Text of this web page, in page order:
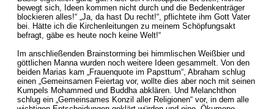
bewegt sich, Ideen kommen nicht durch und die Bedenkenträger
blockieren alles!“ „Ja, da hast Du recht!“, pflichtete ihm Gott Vater
bei. Hätte ich die Kirchenleitungen zu meinem Schöpfungsakt
befragt, gäbe es heute noch keine Welt!“
Im anschließenden Brainstorming bei himmlischen Weißbier und
göttlichen Manna wurden noch weitere Ideen gesammelt. Von den
beiden Marias kam „Frauenquote im Papsttum“, Abraham schlug
einen „Gemeinsamen Feiertag vor, wollte dies aber noch mit seinen
Kumpels Mohammed und Buddha abklären. Und Melanchthon
schlug ein „Gemeinsames Konzil aller Religionen“ vor, in dem alle